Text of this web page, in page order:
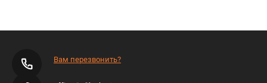
Вам перезвонить?